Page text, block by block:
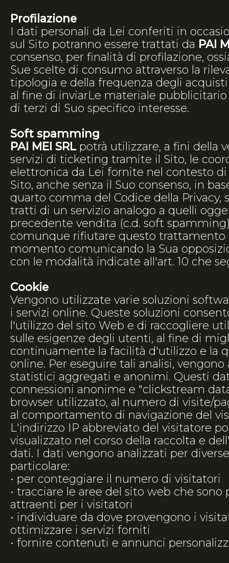
Profilazione
I dati personali da Lei conferiti in
sul Sito potranno essere trattati da PAI
consenso, per finalità di profilazione,
Sue scelte di consumo attraverso la
tipologia e della frequenza degli
al fine di inviarLe materiale
di terzi di Suo specifico interesse.
Soft spamming
PAI MEI SRLpotrà utilizzare, a fini della
servizi di ticketing tramite il Sito, le
elettronica da Lei fornite nel contesto
Sito, anche senza il Suo consenso, in
quarto comma del Codice della Privacy,
tratti di un servizio analogo a quelli
precedente vendita (c.d. soft
comunque rifiutare questo trattamento
momento comunicando la Sua
con le modalità indicate all'art. 10 che
Cookie
Vengono utilizzate varie soluzioni
i servizi online. Queste soluzioni
l'utilizzo del sito Web e di raccogliere
sulle esigenze degli utenti, al fine di
continuamente la facilità d'utilizzo e la
online. Per eseguire tali analisi,
statistici aggregati e anonimi. Questi
connessioni anonime e "clickstream
browser utilizzato, al numero di visite/
al comportamento di navigazione del
L'indirizzo IP abbreviato del visitatore
visualizzato nel corso della raccolta e
dati. I dati vengono analizzati per
particolare:
• per conteggiare il numero di visitatori
• tracciare le aree del sito web che
attraenti per i visitatori
• individuare da dove provengono i
ottimizzare i servizi forniti
• fornire contenuti e annunci